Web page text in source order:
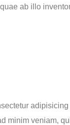
ab illo
minim veniam,